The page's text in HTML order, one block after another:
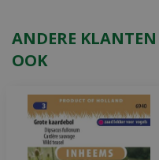
ANDERE
OOK